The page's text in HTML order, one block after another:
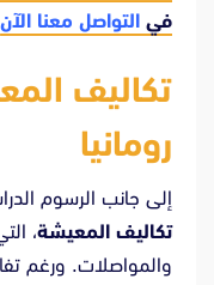
في التواصل معنا الآن
تكاليف
رومانيا
إلى جانب الرسوم
تكاليف المعيشة،
والمواصلات. ورغم